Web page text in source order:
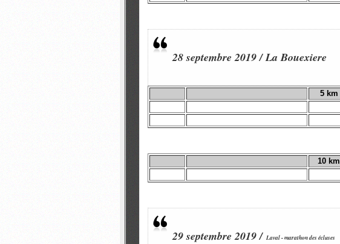
28 septembre 2019 / La Bouexiere
5 km
10 km
29 septembre 2019 /Laval - marathon des écluses